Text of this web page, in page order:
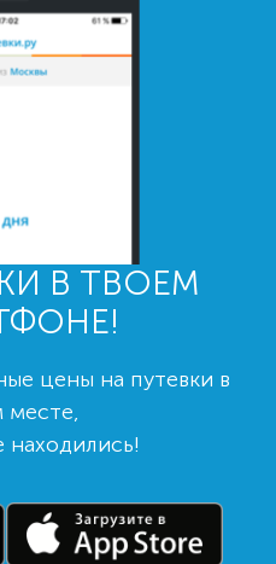
В ТВОЕМ
цены на путевки в
находились!